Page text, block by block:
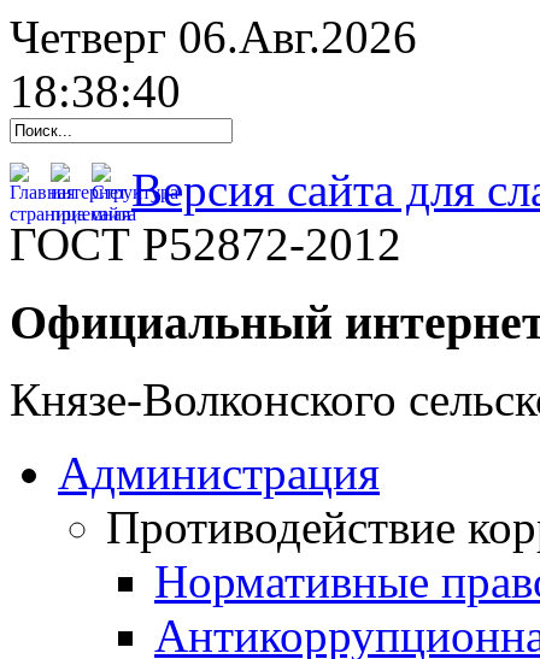
Четверг 06.Авг.2026
18:38:41
Версия сайта для
ГОСТ Р52872-2012
Официальный
Князе-Волконского
Администрация
Противодействие
Нормативные